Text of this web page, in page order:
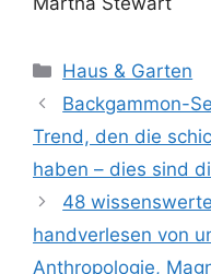
Kategorien
Haus & Garten
Backgammon-
Trend, den die
haben – dies sind
48
handverlesen von
Anthropologie,